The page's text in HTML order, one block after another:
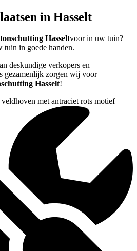
in Hasselt
Hasseltvoor in uw tuin?
tuin in goede handen.
deskundige verkopers en
gezamenlijk zorgen wij voor
Hasselt!